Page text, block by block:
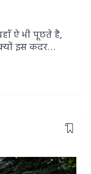
ऐ भी पूछते है,
इस कदर